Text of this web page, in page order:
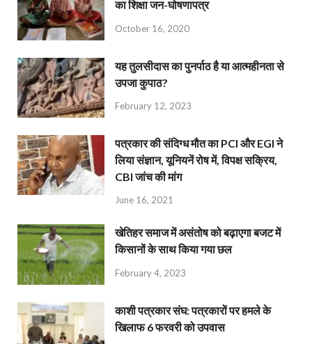
का शिक्षा जन-घोषणापत्र
October 16, 2020
यह तुलसीदास का पुनर्पाठ है या आत्महीनता से
उपजा कुपाठ?
February 12, 2023
पत्रकार की संदिग्ध मौत का PCI और EGI ने
लिया संज्ञान, यूनियनें रोष में, विपक्ष सक्रिय,
CBI जांच की मांग
June 16, 2021
खेतिहर समाज में असंतोष को बढ़ाएगा बजट में
किसानों के साथ किया गया छल
February 4, 2023
काशी पत्रकार संघ: पत्रकारों पर हमले के
खिलाफ 6 फरवरी को उपवास